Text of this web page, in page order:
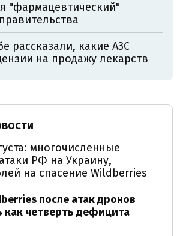
"фармацевтический"
рассказали, какие АЗС
на продажу лекарств
многочисленные
РФ на Украину,
на спасение Wildberries
после атак дронов
как четверть дефицита